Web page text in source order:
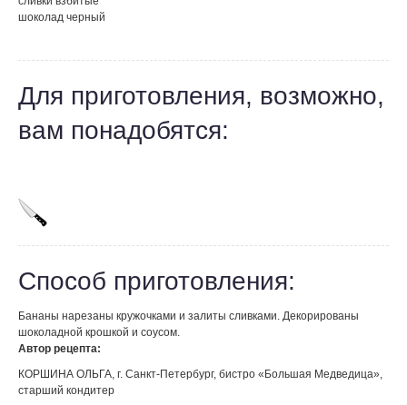
шоколад черный
Для приготовления, возможно,
вам понадобятся:
Способ приготовления:
Бананы нарезаны кружочками и залиты сливками. Декорированы
шоколадной крошкой и соусом.
Автор рецепта:
КОРШИНА ОЛЬГА, г. Санкт-Петербург, бистро «Большая Медведица»,
старший кондитер